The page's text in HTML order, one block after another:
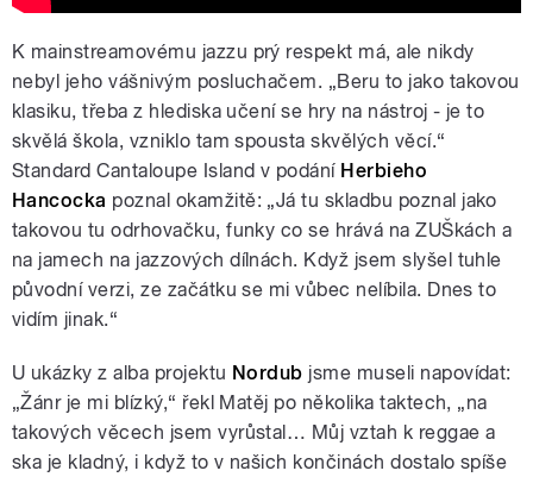
K mainstreamovému jazzu prý respekt má, ale nikdy
nebyl jeho vášnivým posluchačem. „Beru to jako takovou
klasiku, třeba z hlediska učení se hry na nástroj ‒ je to
skvělá škola, vzniklo tam spousta skvělých věcí.“
Standard Cantaloupe Island v podání Herbieho
Hancocka poznal okamžitě: „Já tu skladbu poznal jako
takovou tu odrhovačku, funky co se hrává na ZUŠkách a
na jamech na jazzových dílnách. Když jsem slyšel tuhle
původní verzi, ze začátku se mi vůbec nelíbila. Dnes to
vidím jinak.“
U ukázky z alba projektu Nordub jsme museli napovídat:
„Žánr je mi blízký,“ řekl Matěj po několika taktech, „na
takových věcech jsem vyrůstal… Můj vztah k reggae a
ska je kladný, i když to v našich končinách dostalo spíše